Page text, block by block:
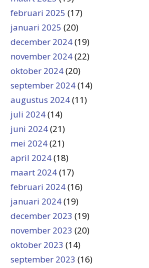
februari 2025 (17)
januari 2025 (20)
december 2024(19)
november 2024(22)
oktober 2024(20)
september 2024(14)
augustus 2024(11)
juli 2024(14)
juni 2024(21)
mei 2024(21)
april 2024(18)
maart 2024(17)
februari 2024(16)
januari 2024(19)
december 2023 (19)
november 2023 (20)
oktober 2023 (14)
september 2023 (16)